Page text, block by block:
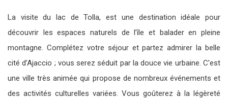
La visite du lac de Tolla, est une destination idéale pour
découvrir les espaces naturels de l’île et balader en pleine
montagne. Complétez votre séjour et partez admirer la belle
cité d’Ajaccio ; vous serez séduit par la douce vie urbaine. C’est
une ville très animée qui propose de nombreux événements et
des activités culturelles variées. Vous goûterez à la légèreté